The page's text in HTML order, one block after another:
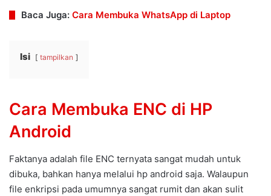
Baca Juga: Cara Membuka WhatsApp di Laptop
Isi tampilkan
Cara Membuka ENC di HP
Android
Faktanya adalah file ENC ternyata sangat mudah untuk
dibuka, bahkan hanya melalui hp android saja. Walaupun
file enkripsi pada umumnya sangat rumit dan akan sulit